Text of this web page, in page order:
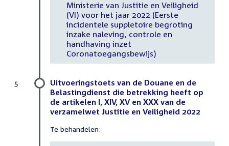
Ministerie van Justitie en Veiligheid
(VI) voor het jaar 2022 (Eerste
incidentele suppletoire begroting
inzake naleving, controle en
handhaving inzet
Coronatoegangsbewijs)
Uitvoeringstoets van de Douane en de
Belastingdienst die betrekking heeft op
de artikelen I, XIV, XV en XXX van de
verzamelwet Justitie en Veiligheid 2022
Te behandelen:
5